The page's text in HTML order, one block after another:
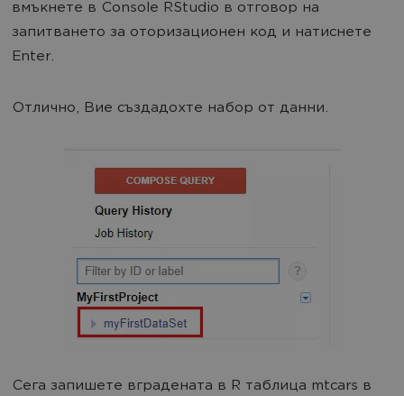
вмъкнете в Console RStudio в отговор на
запитването за оторизационен код и натиснете
Enter.
Отлично, Вие създадохте набор от данни.
Сега запишете вградената в R таблица mtcars в